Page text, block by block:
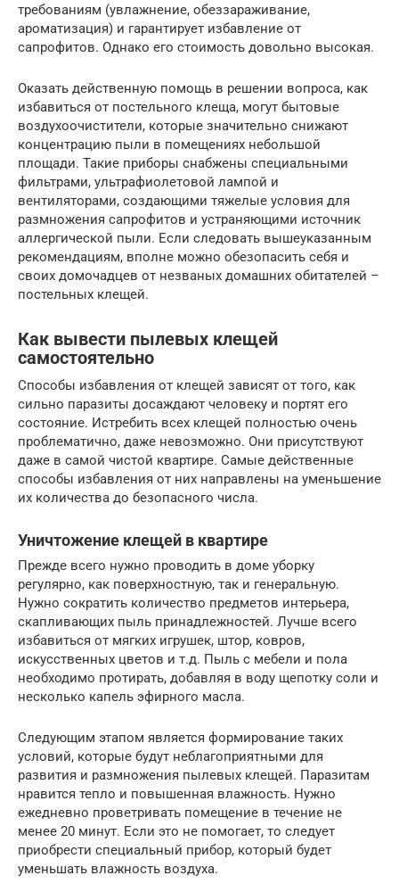
требованиям (увлажнение, обеззараживание,
ароматизация) и гарантирует избавление от
сапрофитов. Однако его стоимость довольно высокая.
Оказать действенную помощь в решении вопроса, как
избавиться от постельного клеща, могут бытовые
воздухоочистители, которые значительно снижают
концентрацию пыли в помещениях небольшой
площади. Такие приборы снабжены специальными
фильтрами, ультрафиолетовой лампой и
вентиляторами, создающими тяжелые условия для
размножения сапрофитов и устраняющими источник
аллергической пыли. Если следовать вышеуказанным
рекомендациям, вполне можно обезопасить себя и
своих домочадцев от незваных домашних обитателей –
постельных клещей.
Как вывести пылевых клещей
самостоятельно
Способы избавления от клещей зависят от того, как
сильно паразиты досаждают человеку и портят его
состояние. Истребить всех клещей полностью очень
проблематично, даже невозможно. Они присутствуют
даже в самой чистой квартире. Самые действенные
способы избавления от них направлены на уменьшение
их количества до безопасного числа.
Уничтожение клещей в квартире
Прежде всего нужно проводить в доме уборку
регулярно, как поверхностную, так и генеральную.
Нужно сократить количество предметов интерьера,
скапливающих пыль принадлежностей. Лучше всего
избавиться от мягких игрушек, штор, ковров,
искусственных цветов и т.д. Пыль с мебели и пола
необходимо протирать, добавляя в воду щепотку соли и
несколько капель эфирного масла.
Следующим этапом является формирование таких
условий, которые будут неблагоприятными для
развития и размножения пылевых клещей. Паразитам
нравится тепло и повышенная влажность. Нужно
ежедневно проветривать помещение в течение не
менее 20 минут. Если это не помогает, то следует
приобрести специальный прибор, который будет
уменьшать влажность воздуха.